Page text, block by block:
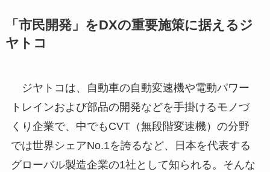
「市民開発」をDXの重要施策に据えるジ
ヤトコ
ジヤトコは、自動車の自動変速機や電動パワー
トレインおよび部品の開発などを手掛けるモノづ
くり企業で、中でもCVT（無段階変速機）の分野
では世界シェアNo.1を誇るなど、日本を代表する
グローバル製造企業の1社として知られる。そんな